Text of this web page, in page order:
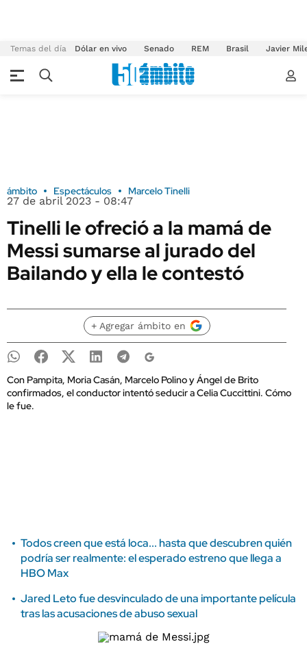
Temas del día Dólar en vivo Senado REM Brasil Javier
ámbito Espectáculos Marcelo Tinelli
27 de abril 2023 - 08:47
Tinelli le ofreció a la mamá de
Messi sumarse al jurado del
Bailando y ella le contestó
+ Agregar ámbito en
Con Pampita, Moria Casán, Marcelo Polino y Ángel de Brito
confirmados, el conductor intentó seducir a Celia Cuccittini. Cómo
le fue.
Todos creen que está loca... hasta que descubren quién
podría ser realmente: el esperado estreno que llega a
HBO Max
Jared Leto fue desvinculado de una importante película
tras las acusaciones de abuso sexual